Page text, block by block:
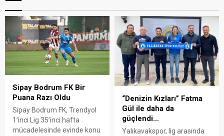
Sipay Bodrum FK Bir
Puana Razı Oldu
Sipay Bodrum FK, Trendyol
1’inci Lig 35’inci hafta
mücadelesinde evinde konu
“Denizin Kızları” Fatma
Gül ile daha da
güçlendi…
Yalıkavakspor, lig arasında